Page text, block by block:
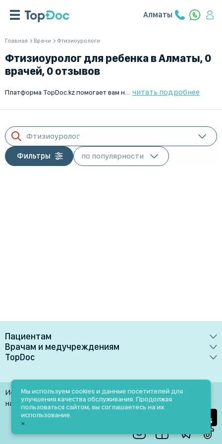
Алматы
Главная Врачи Фтизиоурологи
Фтизиоуролог для ребенка в Алматы, 0
врачей, 0 отзывов
читать подробнее
Фтизиоуролог
Фильтры
Пациентам
Врачи
Клиники
Лаборатории
Услуги
Блог
Акции и скидки
Врачам и медучреждениям
Преимущества
Медучреждениям
Врачам
TopDoc
Контакты
Помощь
Использование материалов разрешено только при
наличии активной ссылки на источник
Мы используем cookies и данные посетителей для
улучшения качества обслуживания. Продолжая
пользоваться сайтом, вы соглашаетесь на их
использование.
×